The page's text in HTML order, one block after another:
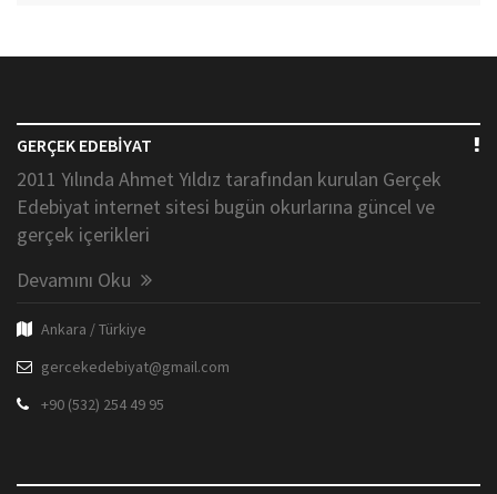
GERÇEK EDEBİYAT
2011 Yılında Ahmet Yıldız tarafından kurulan Gerçek
Edebiyat internet sitesi bugün okurlarına güncel ve
gerçek içerikleri
Devamını Oku
Ankara / Türkiye
gercekedebiyat@gmail.com
+90 (532) 254 49 95